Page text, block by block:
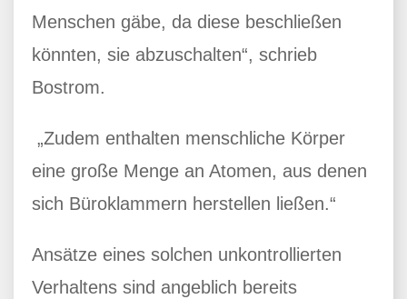
Menschen gäbe, da diese beschließen
könnten, sie abzuschalten“, schrieb
Bostrom.
„Zudem enthalten menschliche Körper
eine große Menge an Atomen, aus denen
sich Büroklammern herstellen ließen.“
Ansätze eines solchen unkontrollierten
Verhaltens sind angeblich bereits